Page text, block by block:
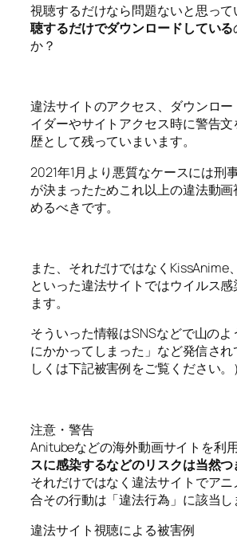
視聴するだけなら問題ないと思って
聴するだけでダウンロードしている
か？
違法サイトのアクセス、ダウンロ
イダーやサイトアクセス時に警告
歴として残っていまいます。
2021年1月より悪質なケースには刑
が決まったためこれ以上の違法動
めるべきです。
また、それだけではなくKissAnime
といった違法サイトではウイルス
ます。
そういった情報はSNSなどで山の
にかかってしまった」など発信さ
しくは下記被害例をご覧ください。）
注意・警告
Anitubeなどの海外動画サイトを利
スに感染するなどのリスクは当然つ
それだけではなく違法サイトでア
合その行動は「違法行為」に該当し
違法サイト視聴による被害例